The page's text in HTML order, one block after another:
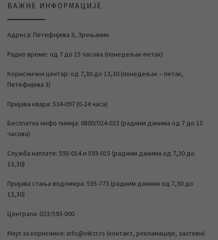
ВАЖНЕ ИНФОРМАЦИЈЕ
Адреса: Петефијева 3, Зрењанин
Радно време: од 7 до 15 часова (понедељак-петак)
Кориснички центар: од 7,30 до 13,30 (понедељак – петак,
Петефијева 3)
Пријава квара: 534-097 (0-24 часа)
Бесплатна инфо линија: 0800/024-023 (радним данима од 7 до 15
часова)
Служба наплате: 593-014 и 593-015 (радним данима од 7,30 до
13,30)
Пријава стања водомера: 535-773 (радним данима од 7,30 до
13,30)
Централа: 023/593-000
Мејл за кориснике: info@vikzr.rs (контакт, рекламације, захтеви)